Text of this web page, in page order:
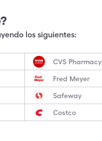
los siguientes:
CVS Pharmacy
Fred Meyer
Safeway
Costco